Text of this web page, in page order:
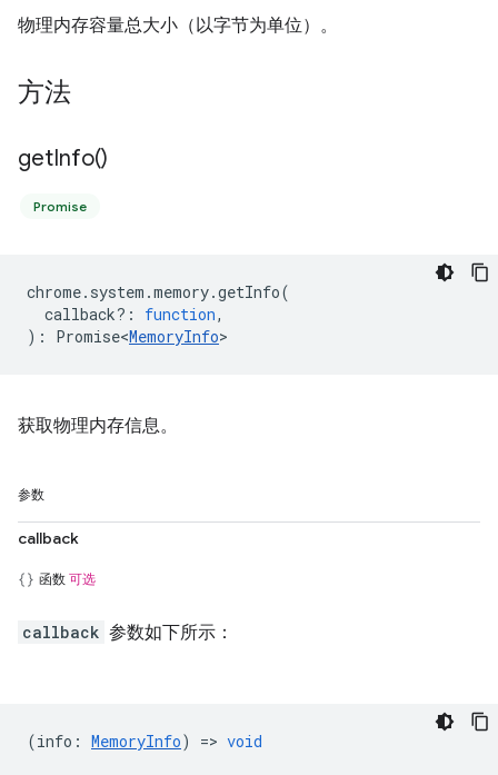
物理内存容量总大小（以字节为单位）。
方法
getInfo()
Promise
chrome. system .memory.getInfo(
callback? : function,
) : Promise<MemoryInfo>
获取物理内存信息。
参数
callback
函数 可选
callback 参数如下所示：
(info : MemoryInfo) => void